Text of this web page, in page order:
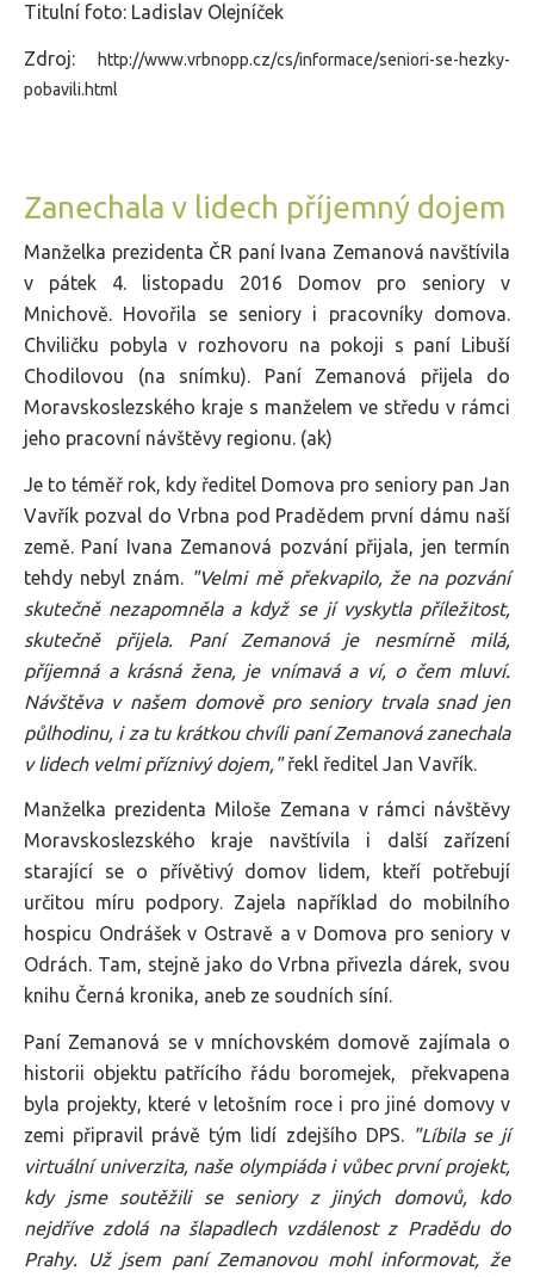
Titulní foto: Ladislav Olejníček
Zdroj:
http://www.vrbnopp.cz/cs/informace/seniori-se-hezky-
pobavili.html​
Zanechala v lidech příjemný dojem
Manželka prezidenta ČR paní Ivana Zemanová navštívila
v pátek 4. listopadu 2016 Domov pro seniory v
Mnichově. Hovořila se seniory i pracovníky domova.
Chviličku pobyla v rozhovoru na pokoji s paní Libuší
Chodilovou (na snímku). Paní Zemanová přijela do
Moravskoslezského kraje s manželem ve středu v rámci
jeho pracovní návštěvy regionu. (ak)
Je to téměř rok, kdy ředitel Domova pro seniory pan Jan
Vavřík pozval do Vrbna pod Pradědem první dámu naší
země. Paní Ivana Zemanová pozvání přijala, jen termín
tehdy nebyl znám. "Velmi mě překvapilo, že na pozvání
skutečně nezapomněla a když se jí vyskytla příležitost,
skutečně přijela. Paní Zemanová je nesmírně milá,
příjemná a krásná žena, je vnímavá a ví, o čem mluví.
Návštěva v našem domově pro seniory trvala snad jen
půlhodinu, i za tu krátkou chvíli paní Zemanová zanechala
v lidech velmi příznivý dojem,"řekl ředitel Jan Vavřík.
Manželka prezidenta Miloše Zemana v rámci návštěvy
Moravskoslezského kraje navštívila i další zařízení
starající se o přívětivý domov lidem, kteří potřebují
určitou míru podpory. Zajela například do mobilního
hospicu Ondrášek v Ostravě a v Domova pro seniory v
Odrách. Tam, stejně jako do Vrbna přivezla dárek, svou
knihu Černá kronika, aneb ze soudních síní.
Paní Zemanová se v mníchovském domově zajímala o
historii objektu patřícího řádu boromejek, překvapena
byla projekty, které v letošním roce i pro jiné domovy v
zemi připravil právě tým lidí zdejšího DPS."Líbila se jí
virtuální univerzita, naše olympiáda i vůbec první projekt,
kdy jsme soutěžili se seniory z jiných domovů, kdo
nejdříve zdolá na šlapadlech vzdálenost z Pradědu do
Prahy. Už jsem paní Zemanovou mohl informovat, že